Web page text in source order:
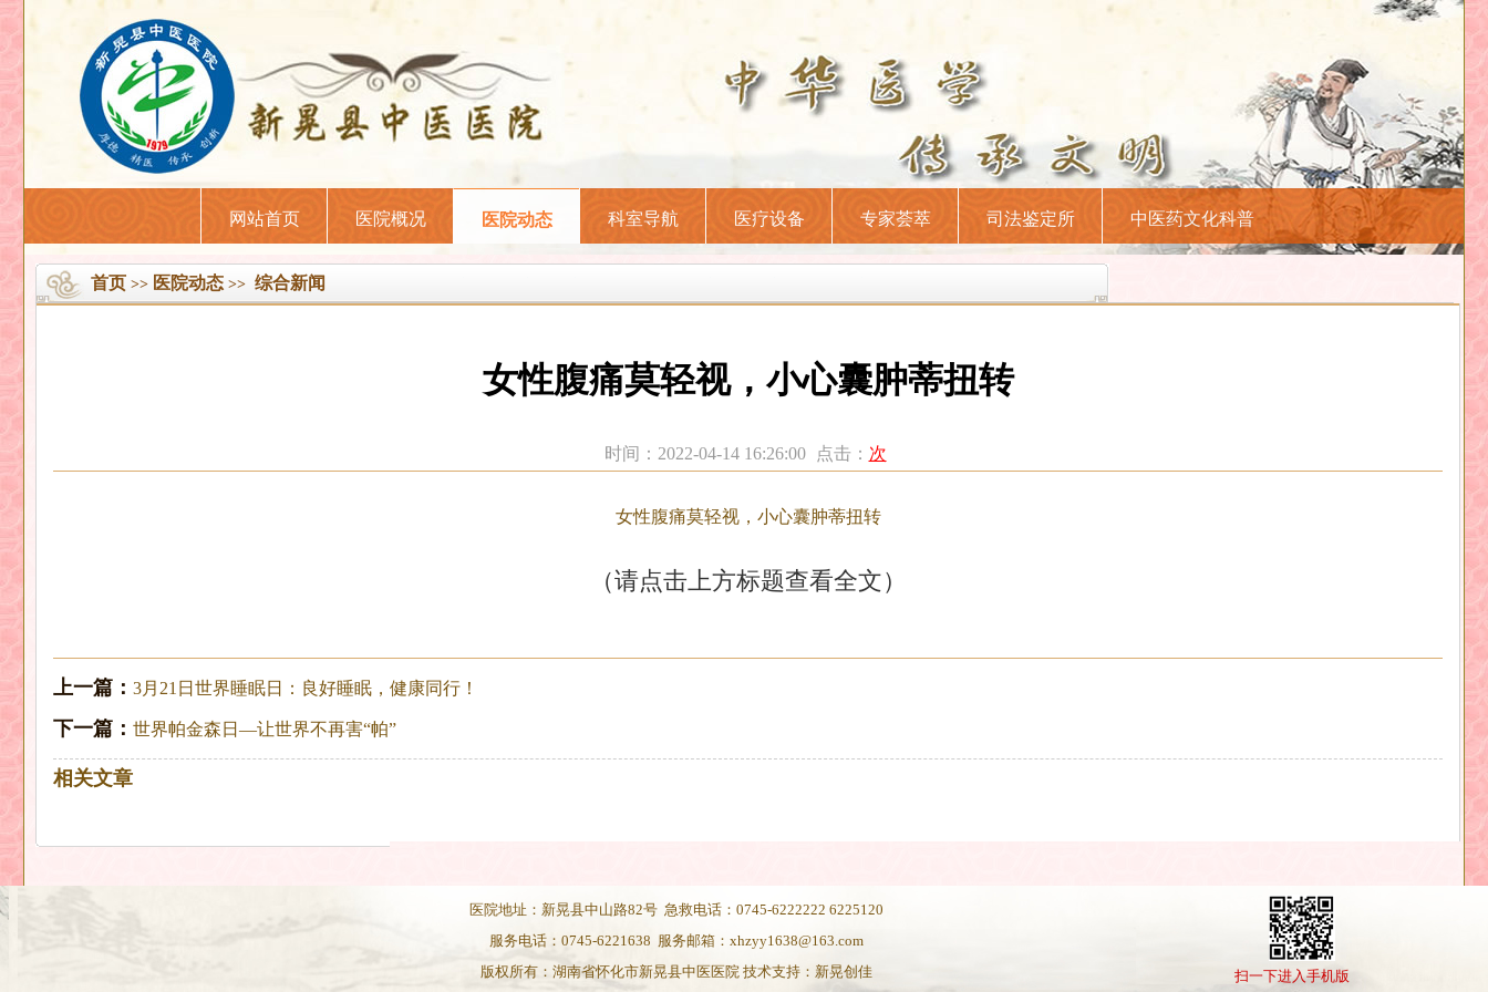
网站首页 医院概况 医院动态 科室导航 医疗设备 专家荟萃 司法鉴定所 中医药文化科普
首页 >> 医院动态 >> 综合新闻
女性腹痛莫轻视，小心囊肿蒂扭转
时间：2022-04-14 16:26:00 点击： 次
女性腹痛莫轻视，小心囊肿蒂扭转
（请点击上方标题查看全文）
上一篇： 3月21日世界睡眠日：良好睡眠，健康同行！
下一篇： 世界帕金森日—让世界不再害“帕”
相关文章
扫一下进入手机版
医院地址：新晃县中山路82号 急救电话：0745-6222222 6225120
服务电话：0745-6221638 服务邮箱：xhzyy1638@163.com
版权所有：湖南省怀化市新晃县中医医院 技术支持： 新晃创佳